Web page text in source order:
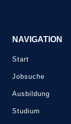
NAVIGATION
Start
Jobsuche
Ausbildung
Studium